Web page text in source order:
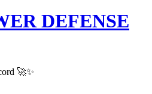
DEFENSE
🚀✨